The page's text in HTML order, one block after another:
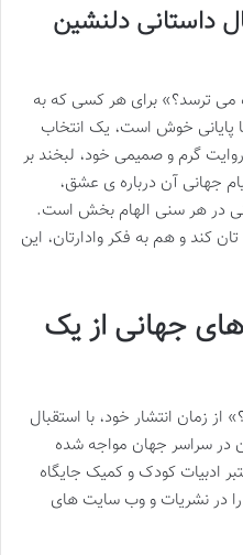
داستانی دلنشین
می ترسد؟» برای هر کسی که به
پایانی خوش است، یک انتخاب
گرم و صمیمی خود، لبخند بر
جهانی آن درباره ی عشق،
در هر سنی الهام بخش است.
کند و هم به فکر وادارتان، این
جهانی از یک
زمان انتشار خود، با استقبال
در سراسر جهان مواجه شده
ادبیات کودک و کمیک جایگاه
را در نشریات و وب سایت های